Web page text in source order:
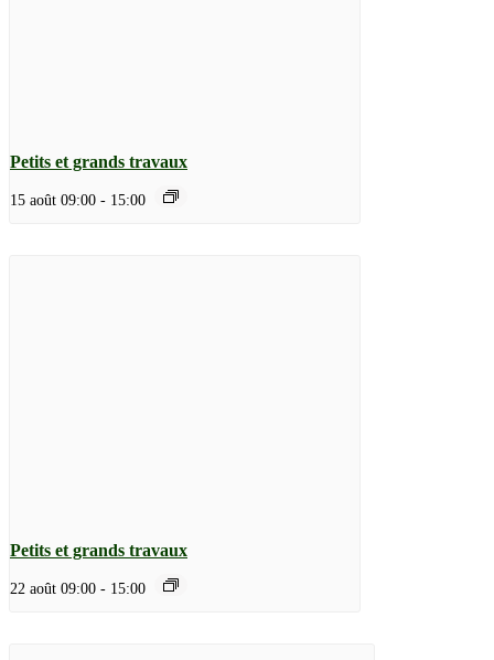
Petits et grands travaux
15 août 09:00 - 15:00
Petits et grands travaux
22 août 09:00 - 15:00